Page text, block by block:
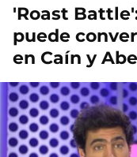
'Roast
puede
en Caín y